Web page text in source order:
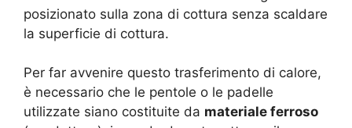
posizionato sulla zona di cottura senza scaldare
la superficie di cottura.
Per far avvenire questo trasferimento di calore,
è necessario che le pentole o le padelle
utilizzate siano costituite da materiale ferroso